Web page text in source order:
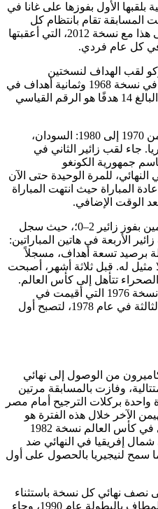
بلقبها الأول بفوزها على غانا في
من بطولة 1968، وكانت المسابقة تقام بانتظام كل
عامين في السنوات الزوجية؛ انتهى هذا مع نسخة 2012، التي أعقبتها
لقب الهداف لنسختين
متتاليتين، حيث سجل ستة أهداف في نسخة 1968 وثمانية أهداف في
نسخة 1970، وظل إجمالي أهدافه البالغ 14 هدفًا هو الرقم القياسي
فازت ست دول مختلفة بالألقاب من 1970 إلى 1980: السودان،
جاء لقب زائير الثاني في
باسم جمهورية الكونغو
النهائي، للمرة الوحيدة حتى الآن
المباراة حيث انتهت المباراة
أعيد تنظيم المباراة النهائية بعد يومين بفوز زائير 2–0؛، حيث سجل
الأربعة في هاتين المباراتين:
برصيد تسعة أهداف، مسجلاً
مثيل له. قبل ثلاثة أشهر، أصبحت
تتأهل إلى كأس العالم.
وفازت المغرب بأول لقب لها في نسخة 1976 التي أقيمت في
إثيوبيا، وحصلت غانا على بطولتها الثالثة في عام 1978، لتصبح أول
تمكنت الكاميرون من الوصول إلى نهائي
وفازت بالمسابقة مرتين
وخسرت مرة واحدة بركلات الترجيح أمام مصر
المهيمن الآخر خلال هذه الفترة هو
الجزائر، إلى جانب ظهورهم القوي في كأس العالم نسخة 1982
شمال إفريقيا في النهائي ضد
نيجيريا في بطولة 1980 مما سمح لنيجيريا بالحصول على أول
إلى نصف نهائي كل نسخة باستثناء
نسخة 1986 حتى فازت في نهاية المطاف بالبطولة عام 1990، وجاء